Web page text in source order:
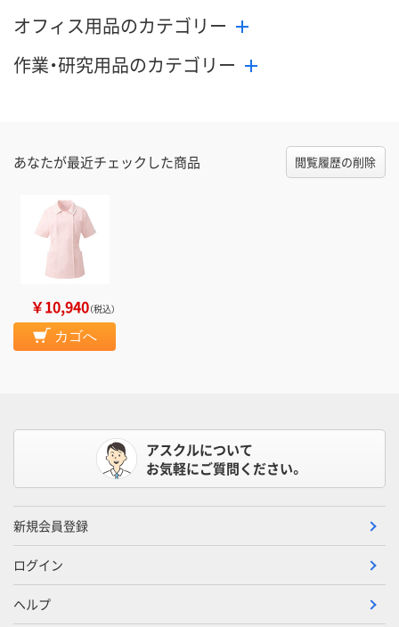
オフィス用品のカテゴリー
作業・研究用品のカテゴリー
あなたが最近チェックした商品 閲覧履歴の削除
￥10,940（税込）
カゴへ
アスクルについて
お気軽にご質問ください。
新規会員登録
ログイン
ヘルプ